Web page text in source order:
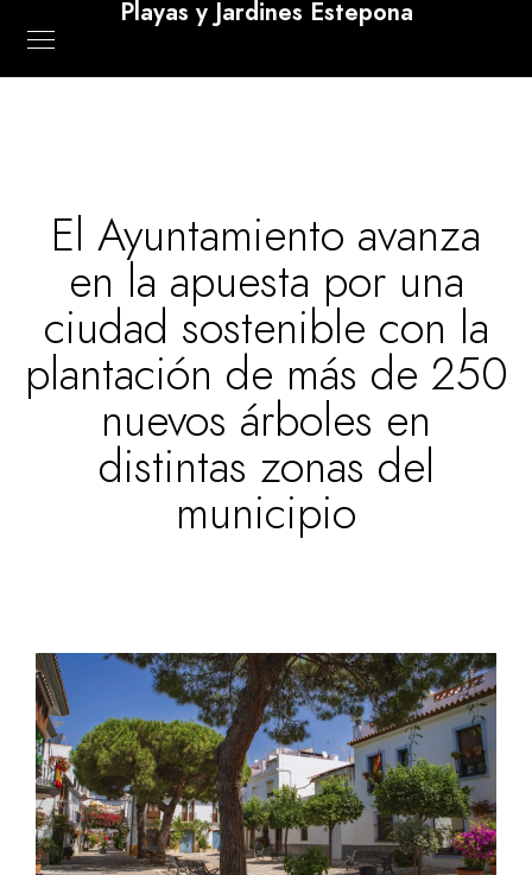
Playas y Jardines Estepona
El Ayuntamiento avanza
en la apuesta por una
ciudad sostenible con la
plantación de más de 250
nuevos árboles en
distintas zonas del
municipio